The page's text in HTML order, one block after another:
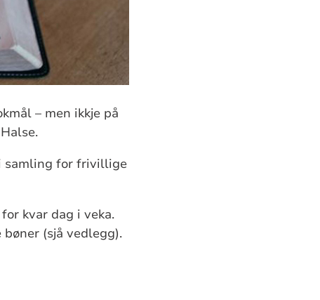
– men ikkje på
samling for frivillige
kvar dag i veka.
(sjå vedlegg).